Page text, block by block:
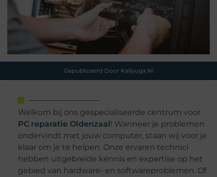
Gepubliceerd Door Kaliyuga.nl
Welkom bij ons gespecialiseerde centrum voor
PC reparatie Oldenzaal! Wanneer je problemen
ondervindt met jouw computer, staan wij voor je
klaar om je te helpen. Onze ervaren technici
hebben uitgebreide kennis en expertise op het
gebied van hardware- en softwareproblemen. Of